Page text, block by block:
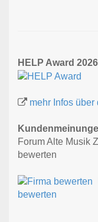
HELP Award 2026
mehr Infos
Forum Alte Musik
bewerten
bewerten